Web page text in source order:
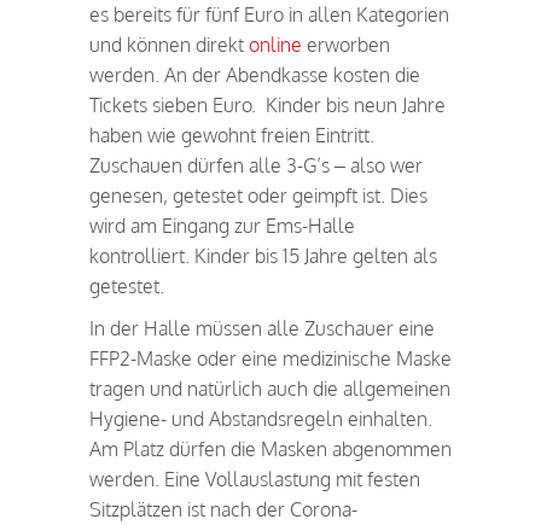
es bereits für fünf Euro in allen Kategorien
und können direkt online erworben
werden. An der Abendkasse kosten die
Tickets sieben Euro. Kinder bis neun Jahre
haben wie gewohnt freien Eintritt.
Zuschauen dürfen alle 3-G’s – also wer
genesen, getestet oder geimpft ist. Dies
wird am Eingang zur Ems-Halle
kontrolliert. Kinder bis 15 Jahre gelten als
getestet.
In der Halle müssen alle Zuschauer eine
FFP2-Maske oder eine medizinische Maske
tragen und natürlich auch die allgemeinen
Hygiene- und Abstandsregeln einhalten.
Am Platz dürfen die Masken abgenommen
werden. Eine Vollauslastung mit festen
Sitzplätzen ist nach der Corona-